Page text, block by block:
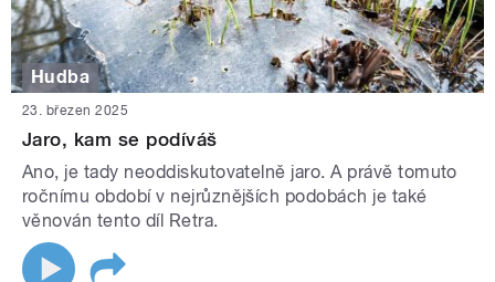
Hudba
23. březen 2025
Jaro, kam se podíváš
Ano, je tady neoddiskutovatelně jaro. A právě tomuto
ročnímu období v nejrůznějších podobách je také
věnován tento díl Retra.